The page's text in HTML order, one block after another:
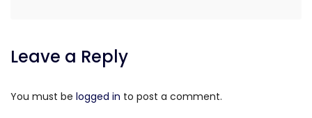
Leave a Reply
You must be logged in to post a comment.